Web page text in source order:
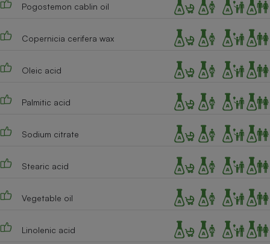
Pogostemon cablin oil
Copernicia cerifera wax
Oleic acid
Palmitic acid
Sodium citrate
Stearic acid
Vegetable oil
Linolenic acid